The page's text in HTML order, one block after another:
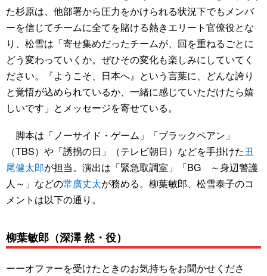
た杉原は、他部署から圧力をかけられる状況下でもメンバ
ーを信じてチームに全てを賭ける熱きエリート官僚役とな
り、松雪は「寄せ集めだったチームが、回を重ねるごとに
どう変わっていくか。ぜひその変化も楽しみにしていてく
ださい。『ようこそ、日本へ』という言葉に、どんな誇り
と覚悟が込められているか、一緒に感じていただけたら嬉
しいです」とメッセージを寄せている。
脚本は「ノーサイド・ゲーム」「ブラックペアン」
（TBS）や「誘拐の日」（テレビ朝日）などを手掛けた丑
尾健太郎が担当。演出は「緊急取調室」「BG ～身辺警護
人～」などの常廣丈太が務める。柳葉敏郎、松雪泰子のコ
メントは以下の通り。
柳葉敏郎（深澤 然・役）
ーーオファーを受けたときのお気持ちをお聞かせくださ